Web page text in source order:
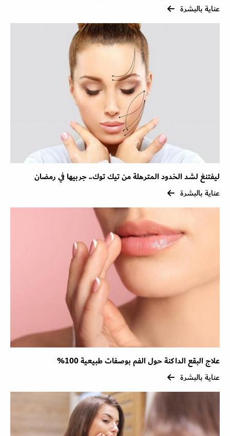
عناية بالبشرة
ليفتنغ لشد الخدود المترهلة من تيك توك.. جربيها في رمضان
عناية بالبشرة
علاج البقع الداكنة حول الفم بوصفات طبيعية 100%
عناية بالبشرة